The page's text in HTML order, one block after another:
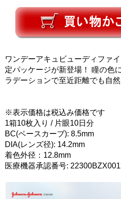
ワンデーアキュビューディファ
定パッケージが新登場！ 瞳の色
ラデーションで至近距離でも自然
※表示価格は税込み価格です
1箱10枚入り / 片眼10日分
BC(ベースカーブ): 8.5mm
DIA(レンズ径): 14.2mm
着色外径：12.8mm
医療機器承認番号: